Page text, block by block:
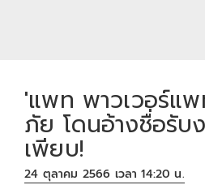
'แพท พาวเวอร์แ
ภัย โดนอ้างชื่อรับ
เพียบ!
24 ตุลาคม 2566 เวลา 14:20 น.